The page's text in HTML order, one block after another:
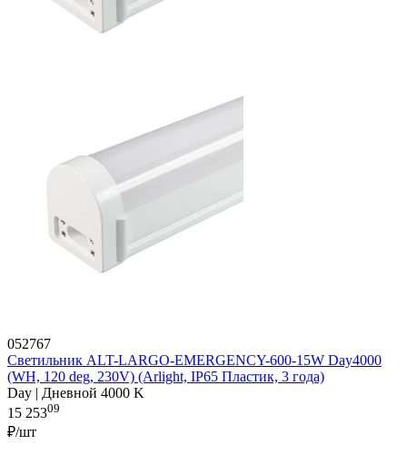
052767
Светильник ALT-LARGO-EMERGENCY-600-15W Day4000
(WH, 120 deg, 230V) (Arlight, IP65 Пластик, 3 года)
Day | Дневной 4000 K
15 25309
₽/шт